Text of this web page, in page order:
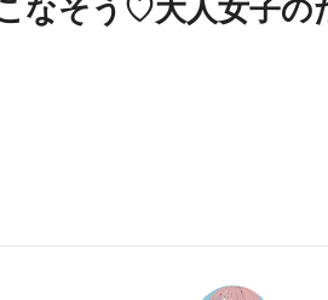
なそう♡大人女子